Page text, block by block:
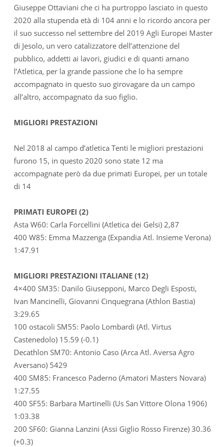
Giuseppe Ottaviani che ci ha purtroppo lasciato in questo
2020 alla stupenda età di 104 anni e lo ricordo ancora per
il suo successo nel settembre del 2019 Agli Europei Master
di Jesolo, un vero catalizzatore dell’attenzione del
pubblico, addetti ai lavori, giudici e di quanti amano
l’Atletica, per la grande passione che lo ha sempre
accompagnato in questo suo girovagare da un campo
all’altro, accompagnato da suo figlio.
MIGLIORI PRESTAZIONI
Nel 2018 al campo d’atletica Tenti le migliori prestazioni
furono 15, in questo 2020 sono state 12 ma
accompagnate però da due primati Europei, per un totale
di 14
PRIMATI EUROPEI (2)
Asta W60: Carla Forcellini (Atletica dei Gelsi) 2,87
400 W85: Emma Mazzenga (Expandia Atl. Insieme Verona)
1:47.91
MIGLIORI PRESTAZIONI ITALIANE (12)
4×400 SM35: Danilo Giusepponi, Marco Degli Esposti,
Ivan Mancinelli, Giovanni Cinquegrana (Athlon Bastia)
3:29.65
100 ostacoli SM55: Paolo Lombardi (Atl. Virtus
Castenedolo) 15.59 (-0.1)
Decathlon SM70: Antonio Caso (Arca Atl. Aversa Agro
Aversano) 5429
400 SM85: Francesco Paderno (Amatori Masters Novara)
1:27.55
400 SF55: Barbara Martinelli (Us San Vittore Olona 1906)
1:03.38
200 SF60: Gianna Lanzini (Assi Giglio Rosso Firenze) 30.36
(+0.3)